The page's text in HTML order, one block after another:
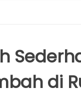
di